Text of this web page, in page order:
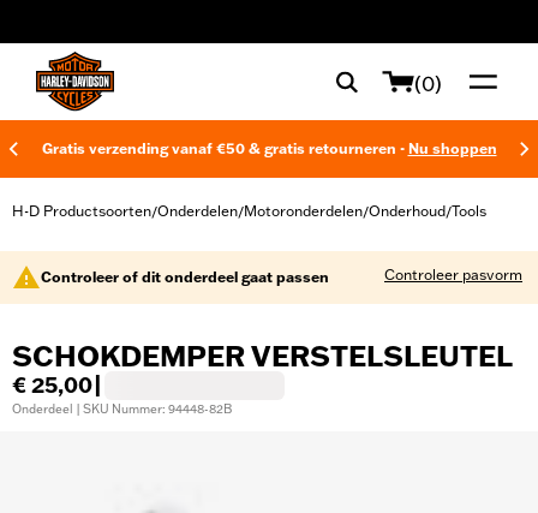
(0)
Gratis verzending vanaf €50 & gratis retourneren - Nu shoppen
H-D Productsoorten/Onderdelen/Motoronderdelen/Onderhoud/Tools
Controleer of dit onderdeel gaat passen Controleer pasvorm
SCHOKDEMPER VERSTELSLEUTEL
€ 25,00
Onderdeel | SKU Nummer: 94448-82B